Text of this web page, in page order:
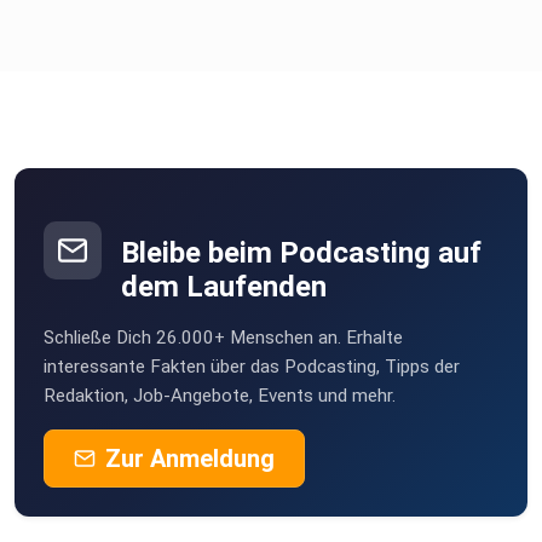
⁠⁠⁠⁠⁠⁠⁠⁠⁠2026 GROW! Die Kommunikationsausbildung⁠⁠⁠⁠⁠⁠⁠⁠⁠
⁠⁠⁠⁠⁠⁠⁠⁠08.-10.05.2026 RELEASE! Dein
3-Tage-Training⁠⁠⁠⁠⁠⁠⁠⁠
Bleibe beim Podcasting auf
dem Laufenden
Schließe Dich 26.000+ Menschen an. Erhalte
interessante Fakten über das Podcasting, Tipps der
Redaktion, Job-Angebote, Events und mehr.
Zur Anmeldung